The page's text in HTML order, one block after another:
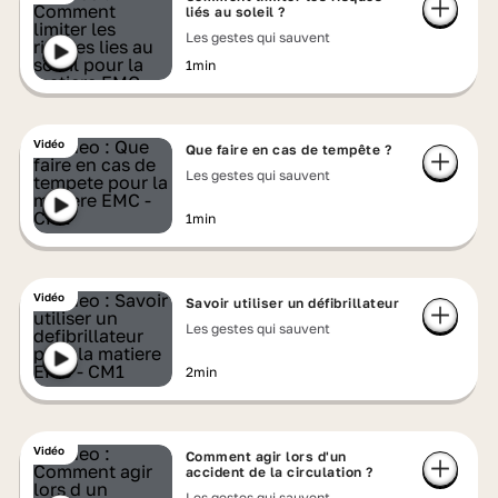
liés au soleil ?
Les gestes qui sauvent
1min
Vidéo
Que faire en cas de tempête ?
Les gestes qui sauvent
1min
Vidéo
Savoir utiliser un défibrillateur
Les gestes qui sauvent
2min
Vidéo
Comment agir lors d'un
accident de la circulation ?